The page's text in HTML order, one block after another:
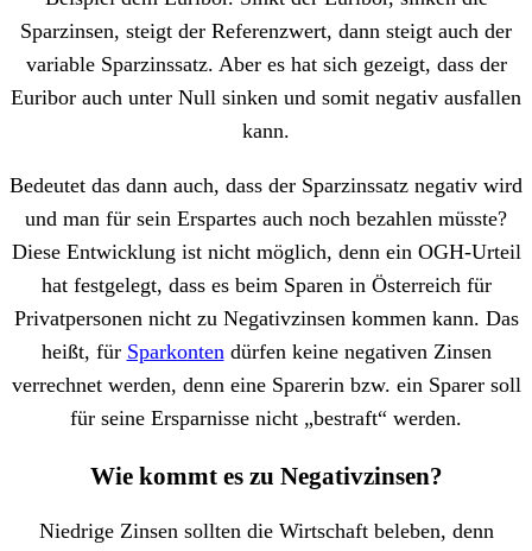
Sparzinsen, steigt der Referenzwert, dann steigt auch der
variable Sparzinssatz. Aber es hat sich gezeigt, dass der
Euribor auch unter Null sinken und somit negativ ausfallen
kann.
Bedeutet das dann auch, dass der Sparzinssatz negativ wird
und man für sein Erspartes auch noch bezahlen müsste?
Diese Entwicklung ist nicht möglich, denn ein OGH-Urteil
hat festgelegt, dass es beim Sparen in Österreich für
Privatpersonen nicht zu Negativzinsen kommen kann. Das
heißt, für Sparkontendürfen keine negativen Zinsen
verrechnet werden, denn eine Sparerin bzw. ein Sparer soll
für seine Ersparnisse nicht „bestraft“ werden.
Wie kommt es zu Negativzinsen?
Niedrige Zinsen sollten die Wirtschaft beleben, denn